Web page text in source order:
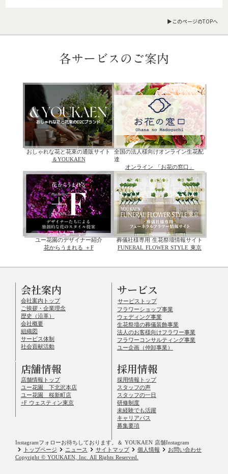
▶︎このページのTOPへ
各サービスのご案内
おしゃれな花と花束の通販サイト
＆YOUKAEN
全国の法人様向けオンライン生花配
達
オンライン 「お花の窓口」
ユー花園のデザイナー紹介
花からうまれる ＋F
葬儀社様専用 生花祭壇情報サイト
FUNERAL FLOWER STYLE 東京
会社案内
会社案内トップ
ご挨拶・企業理念
歴史（沿革）
会社概要
組織図
サービス体制
社会貢献活動
サービス
サービストップ
フラワーショップ事業
ウェディング事業
生花祭壇の葬儀装飾事業
法人のお客様向けフラワー事業
フラワーコンサルティング事業
ユー企画（仲卸事業）
店舗情報
店舗情報トップ
ユー花園 下北沢本店
ユー花園 桜新町店
+F ウェスティン東京
採用情報
採用情報トップ
スタッフの声
スタッフの一日
研修制度
未経験でも活躍
キャリアパス
募集要項
Instagramフォローお待ちしております。 ＆ YOUKAEN 店舗Instagram
keyboard_arrow_right トップページ keyboard_arrow_right ニュース keyboard_arrow_right サイトマップkeyboard_arrow_right 個人情報 keyboard_arrow_right お問い合わせ
Copyright © YOUKAEN, Inc. All Rights Reserved.